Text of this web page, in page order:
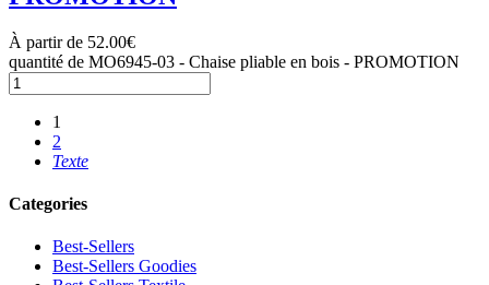
À partir de 52.00€
quantité de MO6945-03 - Chaise pliable en bois - PROMOTION
1
2
Texte
Categories
Best-Sellers
Best-Sellers Goodies